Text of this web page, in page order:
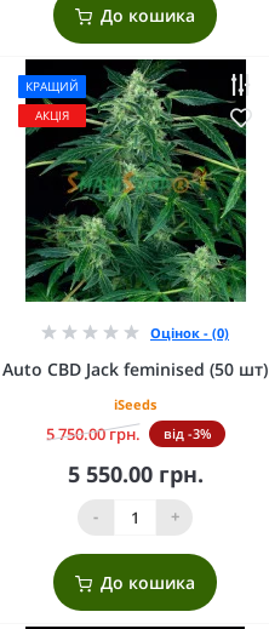
До кошика
КРАЩИЙ
АКЦІЯ
Оцінок - (0)
Auto CBD Jack feminised (50 шт)
iSeeds
5 750.00 грн. від -3%
5 550.00 грн.
- +
До кошика